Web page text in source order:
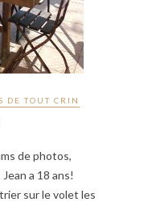
DE TOUT CRIN
de photos,
a 18 ans!
sur le volet les